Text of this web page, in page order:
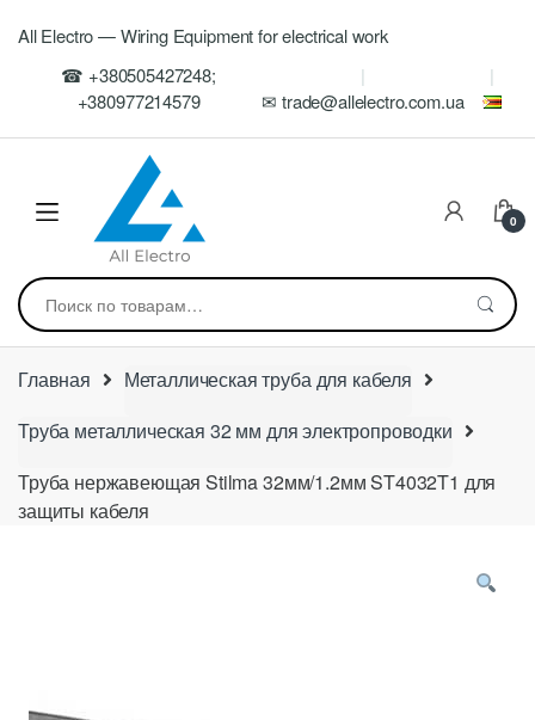
navigation
All Electro — Wiring Equipment for electrical work
☎ +380505427248;
+380977214579
✉ trade@allelectro.com.ua
0
Искать:
Главная
Металлическая труба для кабеля
Труба металлическая 32 мм для электропроводки
Труба нержавеющая Stilma 32мм/1.2мм ST4032T1 для
защиты кабеля